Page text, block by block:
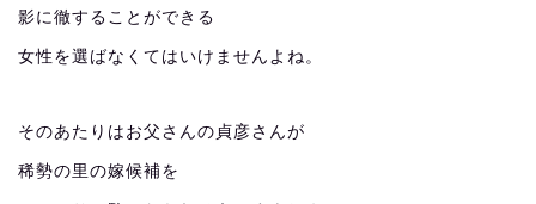
影に徹することができる
女性を選ばなくてはいけませんよね。
そのあたりはお父さんの貞彦さんが
稀勢の里の嫁候補を